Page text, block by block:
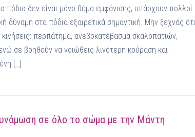
πόδια δεν είναι μόνο θέμα εμφάνισης, υπάρχουν πολλοί
δύναμη στα πόδια εξαιρετικά σημαντική. Μην ξεχνάς ότι
περπάτημα, ανεβοκατέβασμα σκαλοπατιών,
σε βοηθούν να νοιώθεις λιγότερη κούραση και
[…]
σε όλο το σώμα με την Μάντη